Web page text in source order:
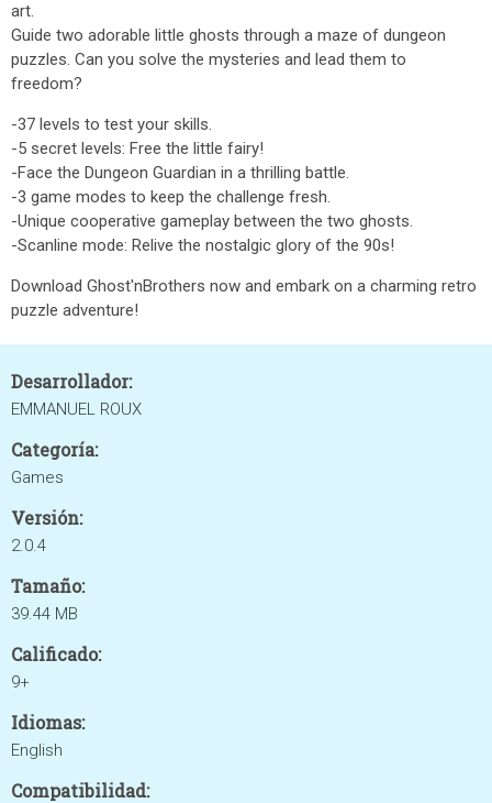
art.
Guide two adorable little ghosts through a maze of dungeon
puzzles. Can you solve the mysteries and lead them to
freedom?
-37 levels to test your skills.
-5 secret levels: Free the little fairy!
-Face the Dungeon Guardian in a thrilling battle.
-3 game modes to keep the challenge fresh.
-Unique cooperative gameplay between the two ghosts.
-Scanline mode: Relive the nostalgic glory of the 90s!
Download Ghost'nBrothers now and embark on a charming retro
puzzle adventure!
Desarrollador:
EMMANUEL ROUX
Categoría:
Games
Versión:
2.0.4
Tamaño:
39.44 MB
Calificado:
9+
Idiomas:
English
Compatibilidad: